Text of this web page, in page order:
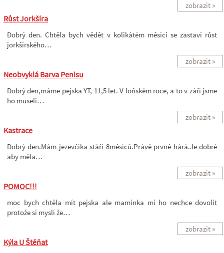
zobrazit »
Růst Jorkšíra
Dobrý den. Chtěla bych vědět v kolikátém měsíci se zastaví růst
jorkšírského…
zobrazit »
Neobvyklá Barva Penisu
Dobrý den,máme pejska YT, 11,5 let. V loňském roce, a to v září jsme
ho museli…
zobrazit »
Kastrace
Dobrý den.Mám jezevčíka stáří 8měsíců.Právě prvně hárá.Je dobré
aby měla…
zobrazit »
POMOC!!!
moc bych chtěla mít pejska ale maminka mi ho nechce dovolit
protože si myslí že…
zobrazit »
Kýla U Štěňat